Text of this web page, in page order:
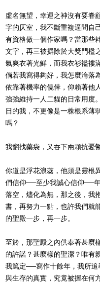
虛名無望，幸運之神沒有要眷
字的仄室，我不斷重複逼問自
有資格做一個作家嗎？當那些
文字，再三被摒除於大獎門檻
氣爽衣著光鮮，而我衣衫襤褸
倘若我寫得夠好，我怎麼淪落
依靠著機率的僥倖，仰賴著他
強強維持一人二貓的日常用度
日的我，不更像是一株根系薄
嗎？
我翻找藥袋，又吞下兩顆抗憂
你道是浮花浪蕊，他須是靈根
們信仰──至少我誠心信仰──
落空，燼化為無，那之後，我
書，再努力一點，也許我們就
的聖殿一步，再一步。
至於，那聖殿之內供奉著甚麼
的許諾？甚麼樣的聖潔？唯有
我篤定──寫作十餘年，我所追
與生存的真實，究竟被握在何